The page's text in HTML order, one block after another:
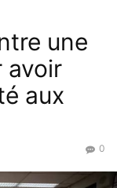
une
avoir
aux
0